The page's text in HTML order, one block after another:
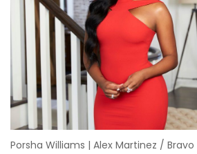
Porsha Williams | Alex Martinez /